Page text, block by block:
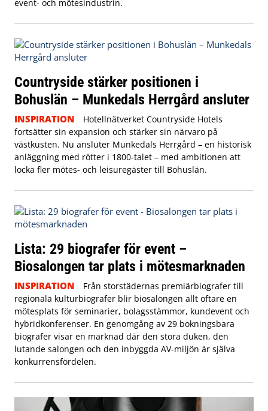
event- och mötesindustrin.
Countryside stärker positionen i
Bohuslän – Munkedals Herrgård ansluter
INSPIRATION
Hotellnätverket Countryside Hotels
fortsätter sin expansion och stärker sin närvaro på
västkusten. Nu ansluter Munkedals Herrgård – en historisk
anläggning med rötter i 1800-talet – med ambitionen att
locka fler mötes- och leisuregäster till Bohuslän.
Lista: 29 biografer för event –
Biosalongen tar plats i mötesmarknaden
INSPIRATION
Från storstädernas premiärbiografer till
regionala kulturbiografer blir biosalongen allt oftare en
mötesplats för seminarier, bolagsstämmor, kundevent och
hybridkonferenser. En genomgång av 29 bokningsbara
biografer visar en marknad där den stora duken, den
lutande salongen och den inbyggda AV-miljön är själva
konkurrensfördelen.